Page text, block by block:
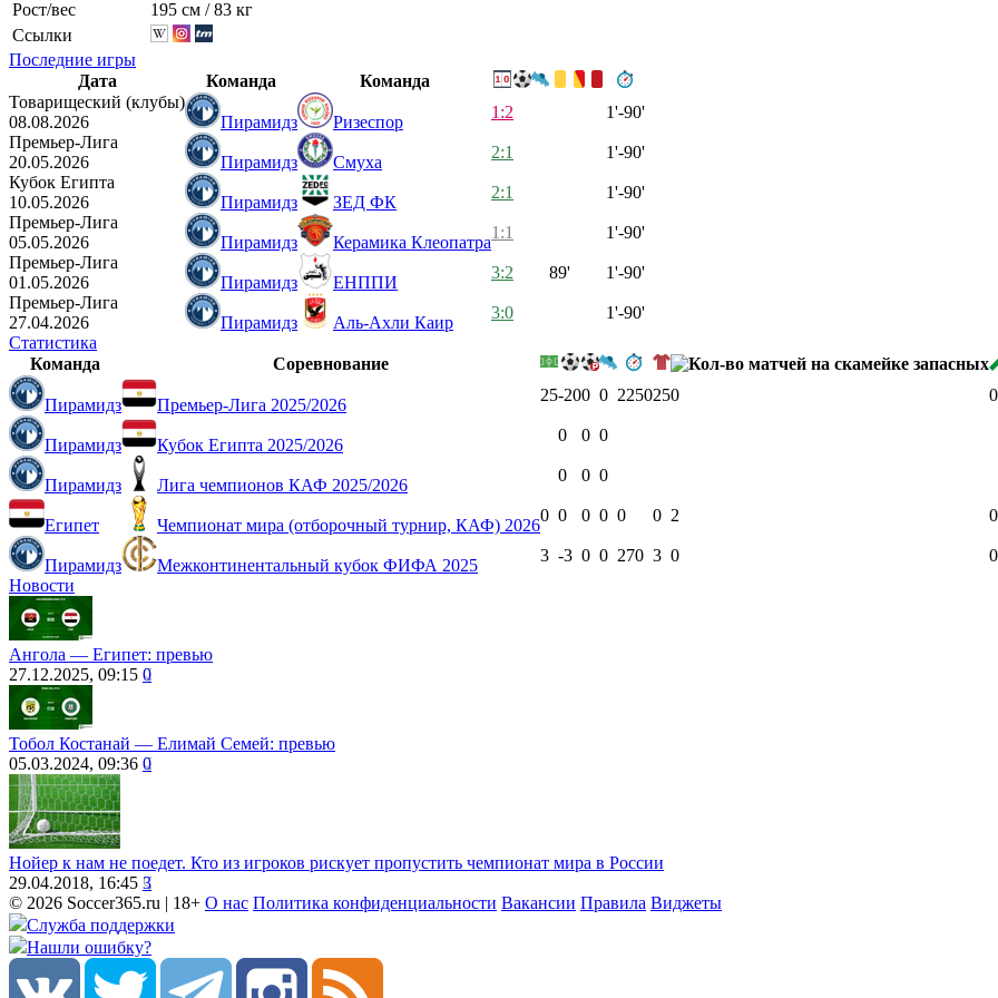
Рост/вес
195 см / 83 кг
Ссылки
Последние игры
Дата
Команда
Команда
Товарищеский (клубы)
08.08.2026
Пирамидз Ризеспор
1:2
1'-90'
Премьер-Лига
20.05.2026
Пирамидз Смуха
2:1
1'-90'
Кубок Египта
10.05.2026
Пирамидз ЗЕД ФК
2:1
1'-90'
Премьер-Лига
05.05.2026
Пирамидз Керамика Клеопатра
1:1
1'-90'
Премьер-Лига
01.05.2026
Пирамидз ЕНППИ
3:2 89'
1'-90'
Премьер-Лига
27.04.2026
Пирамидз Аль-Ахли Каир
3:0
1'-90'
Статистика
Команда
Соревнование
Пирамидз Премьер-Лига 2025/2026
25-200 0 2250250 0
Пирамидз Кубок Египта 2025/2026
0 0 0
Пирамидз Лига чемпионов КАФ 2025/2026
0 0 0
Египет Чемпионат мира (отборочный турнир, КАФ) 2026
0 0 0 0 0 0 2 0
Пирамидз Межконтинентальный кубок ФИФА 2025
3 -3 0 0 270 3 0 0
Новости
Ангола — Египет: превью
27.12.2025, 09:15 0
Тобол Костанай ― Елимай Семей: превью
05.03.2024, 09:36 0
Нойер к нам не поедет. Кто из игроков рискует пропустить чемпионат мира в России
29.04.2018, 16:45 3
© 2026 Soccer365.ru | 18+ О нас Политика конфиденциальности Вакансии Правила Виджеты
Служба поддержки
Нашли ошибку?